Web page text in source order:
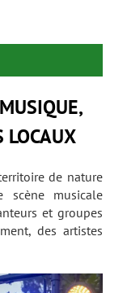
LOCAUX
de nature
scène musicale
et groupes
des artistes